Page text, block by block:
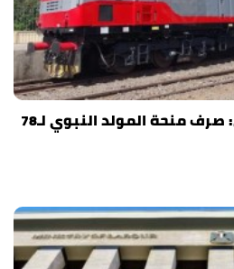
وزارة النقل تزف البشرى: صرف منحة المولد النبوي لـ78